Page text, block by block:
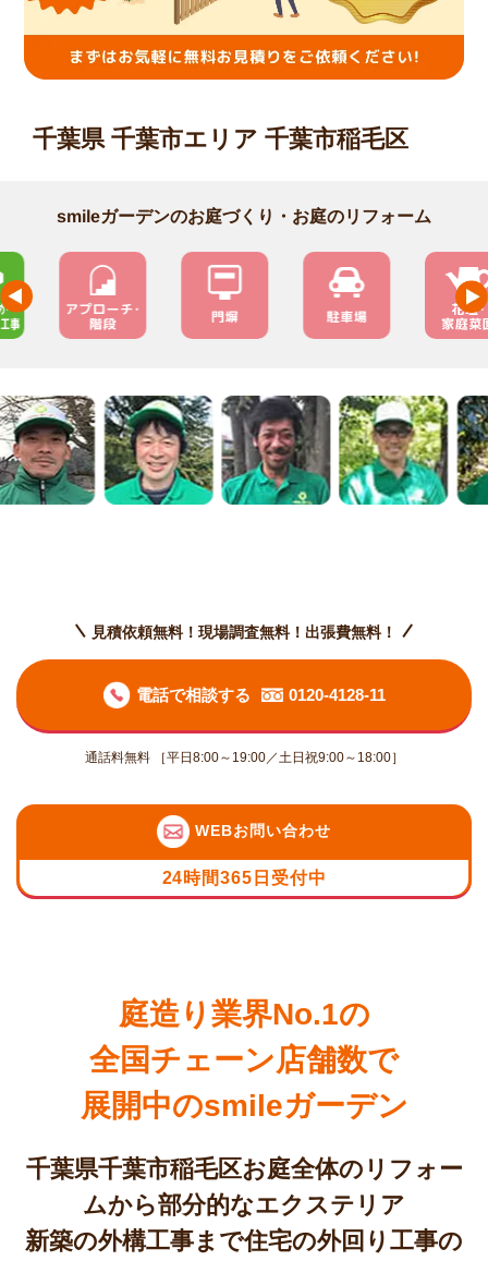
千葉県 千葉市エリア 千葉市稲毛区
smileガーデンのお庭づくり・お庭のリフォーム
見積依頼無料！現場調査無料！出張費無料！
電話で相談する 0120-4128-11
通話料無料 ［平日8:00～19:00／土日祝9:00～18:00］
WEBお問い合わせ
24時間365日受付中
庭造り業界No.1の
全国チェーン店舗数で
展開中のsmileガーデン
千葉県千葉市稲毛区お庭全体のリフォー
ムから部分的なエクステリア
新築の外構工事まで住宅の外回り工事の